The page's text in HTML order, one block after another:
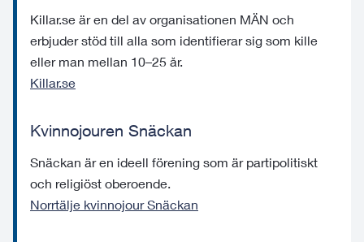
Killar.se är en del av organisationen MÄN och
erbjuder stöd till alla som identifierar sig som kille
eller man mellan 10–25 år.
Killar.se
Kvinnojouren Snäckan
Snäckan är en ideell förening som är partipolitiskt
och religiöst oberoende.
Norrtälje kvinnojour Snäckan